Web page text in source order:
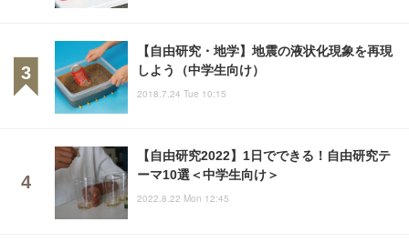
【自由研究・地学】地震の液状化現象を再現
しよう（中学生向け）
2018.7.24 Tue 10:15
【自由研究2022】1日でできる！自由研究テ
ーマ10選＜中学生向け＞
2022.8.22 Mon 12:45